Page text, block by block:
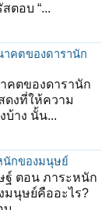
ตอบ “...
คตของดารานัก
คตของดารานัก
ดงที่ให้ความ
บ้าง นั้น...
นักของมนุษย์
ฐ์ ตอน ภาระหนัก
นุษย์คืออะไร?